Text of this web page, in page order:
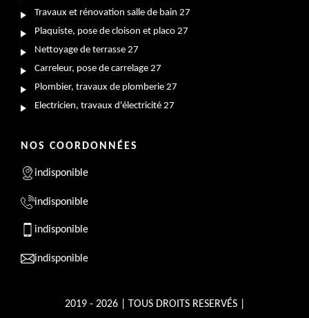
Travaux et rénovation salle de bain 27
Plaquiste, pose de cloison et placo 27
Nettoyage de terrasse 27
Carreleur, pose de carrelage 27
Plombier, travaux de plomberie 27
Electricien, travaux d'électricité 27
NOS COORDONNÉES
indisponible
indisponible
indisponible
indisponible
2019 - 2026 | TOUS DROITS RESERVÉS |